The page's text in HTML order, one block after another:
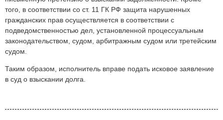
того, в соответствии со ст. 11 ГК РФ защита нарушенных
гражданских прав осуществляется в соответствии с
подведомственностью дел, установленной процессуальным
законодательством, судом, арбитражным судом или третейским
судом.
Таким образом, исполнитель вправе подать исковое заявление
в суд о взыскании долга.